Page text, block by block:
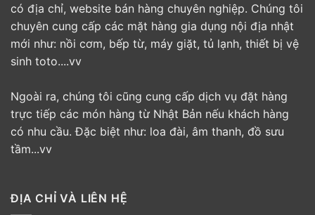
có địa chỉ, website bán hàng chuyên nghiệp. Chúng tôi
chuyên cung cấp các mặt hàng gia dụng nội địa nhật
mới như: nồi cơm, bếp từ, máy giặt, tủ lạnh, thiết bị vệ
sinh toto....vv
Ngoài ra, chúng tôi cũng cung cấp dịch vụ đặt hàng
trực tiếp các món hàng từ Nhật Bản nếu khách hàng
có nhu cầu. Đặc biệt như: loa đài, âm thanh, đồ sưu
tầm...vv
ĐỊA CHỈ VÀ LIÊN HỆ